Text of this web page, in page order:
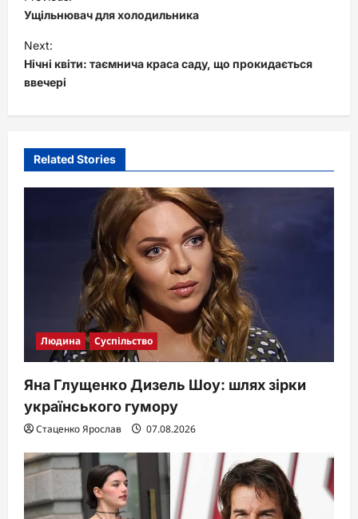
o
s
t
n
a
g
Ущільнювач для холодильника
Next:
Нічні квіти: таємнича краса саду, що прокидається
ввечері
Related Stories
Людина Суспільство
Яна Глущенко Дизель Шоу: шлях зірки
українського гумору
Стаценко Ярослав 07.08.2026